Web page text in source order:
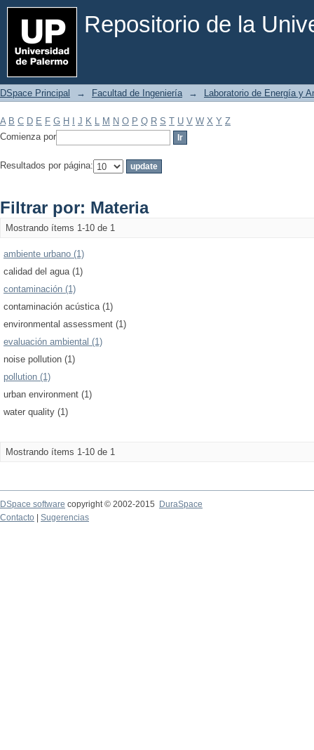
Repositorio de la
Filtrar por: Materia
DSpace Principal → Facultad de Ingeniería → Laboratorio de Energía y
A B C D E F G H J K L M N O P Q R S T U V W X Y Z
Comienza por
Resultados por página:
Filtrar por: Materia
Mostrando ítems 1-10 de 1
ambiente urbano (1)
calidad del agua (1)
contaminación (1)
contaminación acústica (1)
environmental assessment (1)
evaluación ambiental (1)
noise pollution (1)
pollution (1)
urban environment (1)
water quality (1)
Mostrando ítems 1-10 de 1
DSpace software copyright © 2002-2015
DuraSpace
Contacto
Sugerencias